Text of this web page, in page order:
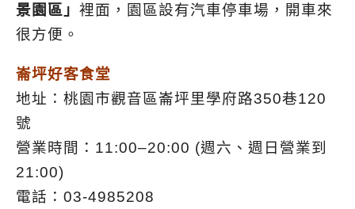
景園區」 裡面，園區設有汽車停車場，開車來
很方便。
崙坪好客食堂
地址：桃園市觀音區崙坪里學府路350巷120
號
營業時間：11:00–20:00 (週六、週日營業到
21:00)
電話：03-4985208